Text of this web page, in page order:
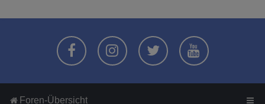
Foren-Übersicht